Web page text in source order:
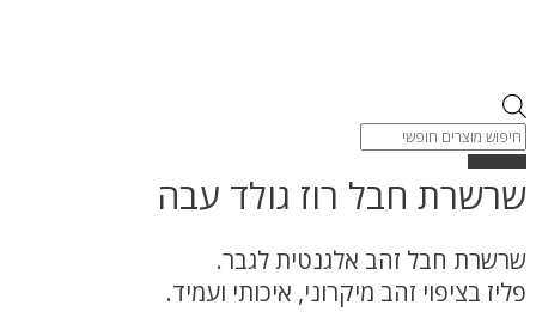
Products
search
שרשרת חבל רוז גולד עבה
שרשרת חבל זהב אלגנטית לגבר.
פליז בציפוי זהב מיקרוני, איכותי ועמיד.